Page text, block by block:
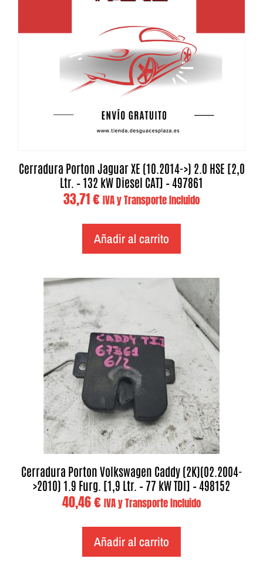
Cerradura Porton Jaguar XE (10.2014->) 2.0 HSE [2,0
Ltr. – 132 kW Diesel CAT] – 497861
33,71€ IVA y Transporte Incluido
Añadir al carrito
Cerradura Porton Volkswagen Caddy (2K)(02.2004-
>2010) 1.9 Furg. [1,9 Ltr. – 77 kW TDI] – 498152
40,46€ IVA y Transporte Incluido
Añadir al carrito